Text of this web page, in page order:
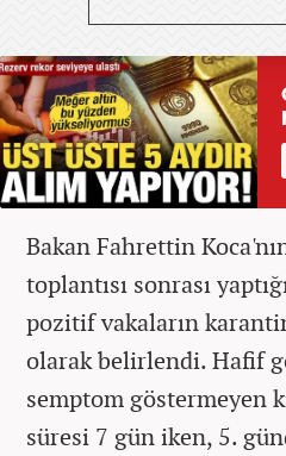
Bakan Fahrettin
toplantısı sonrası
pozitif vakaların
olarak belirlendi. Hafif
semptom göstermeyen
süresi 7 gün iken, 5.